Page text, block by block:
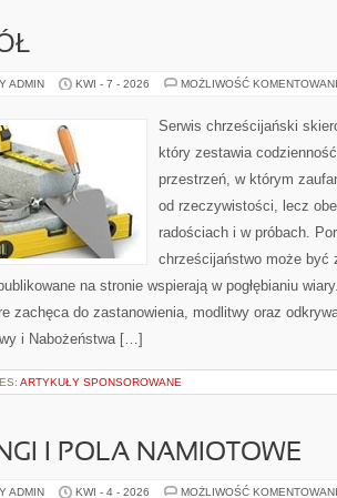
ADMIN KWI - 7 - 2026 MOŻLIWOŚĆ
Serwis chrześcijański
który zestawia
przestrzeń, w którym
od rzeczywistości, lecz
radościach i w próbach.
chrześcijaństwo może być
na stronie wspierają w pogłębianiu
zachęca do zastanowienia, modlitwy oraz
i Nabożeństwa […]
ARTYKUŁY SPONSOROWANE
I POLA NAMIOTOWE
ADMIN KWI - 4 - 2026 MOŻLIWOŚĆ